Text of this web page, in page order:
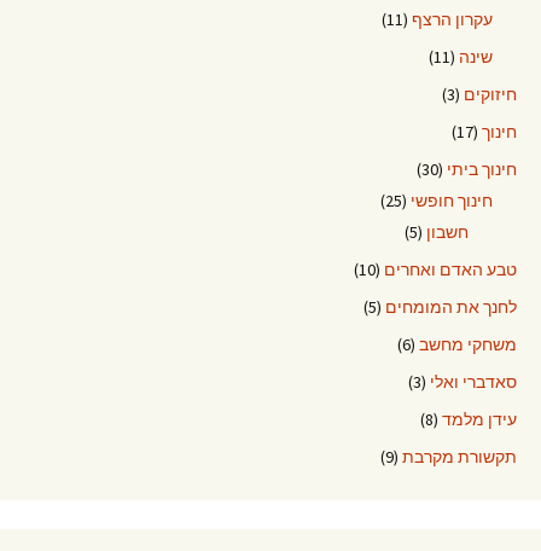
עקרון הרצף (11)
שינה (11)
חיזוקים (3)
חינוך (17)
חינוך ביתי (30)
חינוך חופשי (25)
חשבון (5)
טבע האדם ואחרים (10)
לחנך את המומחים (5)
משחקי מחשב (6)
סאדברי ואלי (3)
עידן מלמד (8)
תקשורת מקרבת (9)